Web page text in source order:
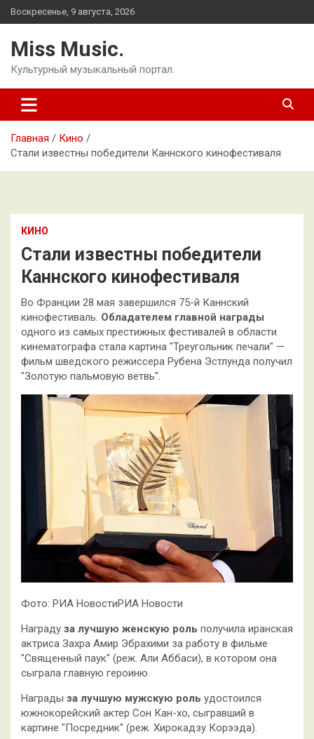
Перейти
к
Воскресенье, 9 августа, 2026
Miss Music.
Культурный музыкальный портал.
Главная
Кино
Стали известны победители Каннского кинофестиваля
КИНО
Стали известны победители
Каннского кинофестиваля
Во Франции 28 мая завершился 75-й Каннский
кинофестиваль. Обладателем главной награды
одного из самых престижных фестивалей в области
кинематографа стала картина "Треугольник печали" —
фильм шведского режиссера Рубена Эстлунда получил
"Золотую пальмовую ветвь".
Фото: РИА НовостиРИА Новости
Награду за лучшую женскую роль получила иранская
актриса Захра Амир Эбрахими за работу в фильме
"Священный паук" (реж. Али Аббаси), в котором она
сыграла главную героиню.
Награды за лучшую мужскую роль удостоился
южнокорейский актер Сон Кан-хо, сыгравший в
картине "Посредник" (реж. Хирокадзу Корээда).